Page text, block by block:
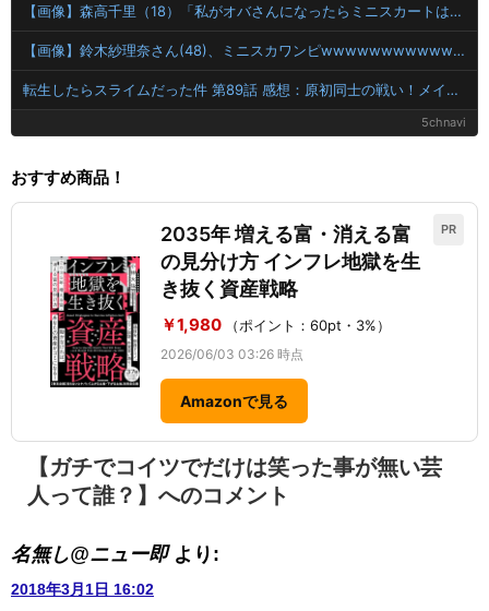
【画像】森高千里（18）「私がオバさんになったらミニスカートは無理よ」→現在ｗｗｗｗ
【画像】鈴木紗理奈さん(48)、ミニスカワンピwwwwwwwwwwwwwww 【Pickup07091612】
転生したらスライムだった件 第89話 感想：原初同士の戦い！メイドvs執事になってる！
5chnavi
おすすめ商品！
PR
2035年 増える富・消える富
の見分け方 インフレ地獄を生
き抜く資産戦略
￥1,980 （ポイント：60pt・3%）
2026/06/03 03:26 時点
Amazonで見る
【ガチでコイツでだけは笑った事が無い芸
人って誰？】へのコメント
名無し@ニュー即 より:
2018年3月1日 16:02